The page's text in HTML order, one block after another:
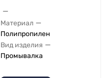
—
Материал —
Полипропилен
Вид изделия —
Промывалка